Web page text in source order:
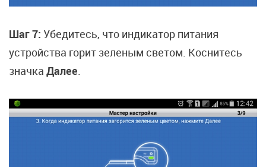
Шаг 7: Убедитесь, что индикатор питания
устройства горит зеленым светом. Коснитесь
значка Далее.